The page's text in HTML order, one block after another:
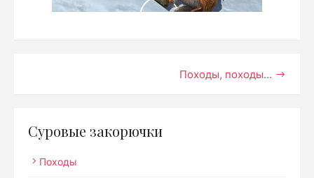
записям
Походы, походы…
Суровые закорючки
Походы